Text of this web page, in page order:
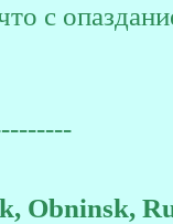
с
Obninsk,